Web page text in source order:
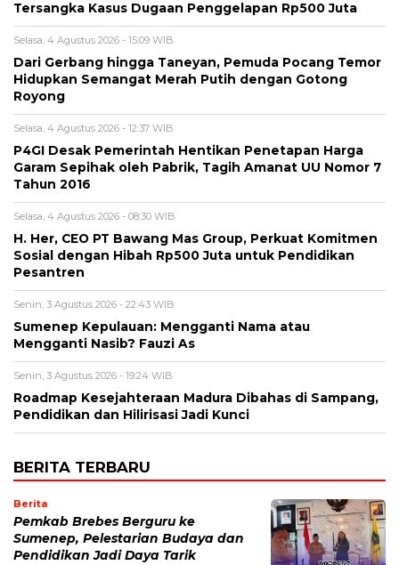
Tersangka Kasus Dugaan Penggelapan Rp500 Juta
Selasa, 4 Agustus 2026 - 15:09 WIB
Dari Gerbang hingga Taneyan, Pemuda Pocang Temor
Hidupkan Semangat Merah Putih dengan Gotong
Royong
Selasa, 4 Agustus 2026 - 12:37 WIB
P4GI Desak Pemerintah Hentikan Penetapan Harga
Garam Sepihak oleh Pabrik, Tagih Amanat UU Nomor 7
Tahun 2016
Selasa, 4 Agustus 2026 - 08:30 WIB
H. Her, CEO PT Bawang Mas Group, Perkuat Komitmen
Sosial dengan Hibah Rp500 Juta untuk Pendidikan
Pesantren
Senin, 3 Agustus 2026 - 22:43 WIB
Sumenep Kepulauan: Mengganti Nama atau
Mengganti Nasib? Fauzi As
Senin, 3 Agustus 2026 - 19:24 WIB
Roadmap Kesejahteraan Madura Dibahas di Sampang,
Pendidikan dan Hilirisasi Jadi Kunci
BERITA TERBARU
Berita
Pemkab Brebes Berguru ke
Sumenep, Pelestarian Budaya dan
Pendidikan Jadi Daya Tarik